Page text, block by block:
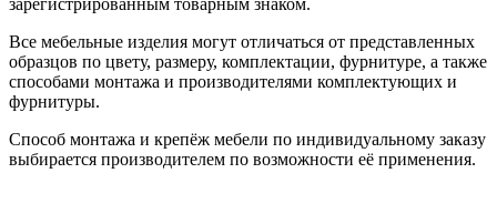
Все мебельные изделия могут отличаться от представленных
образцов по цвету, размеру, комплектации, фурнитуре, а также
способами монтажа и производителями комплектующих и
фурнитуры.
Способ монтажа и крепёж мебели по индивидуальному заказу
выбирается производителем по возможности её применения.